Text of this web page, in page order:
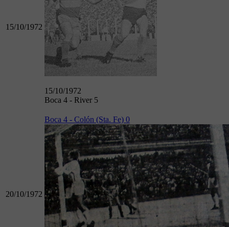
15/10/1972
15/10/1972
Boca 4 - River 5
20/10/1972
Boca 4 - Colón (Sta. Fe) 0